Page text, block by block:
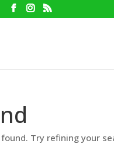
Try refining your